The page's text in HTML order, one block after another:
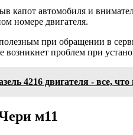
капот автомобиля и
номере двигателя.
при обращении в
возникнет проблем при
4216 двигателя - все,
м11